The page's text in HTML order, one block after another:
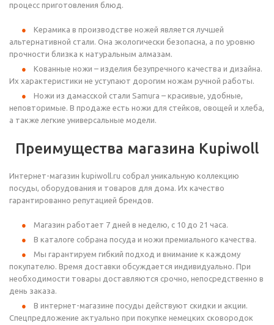
процесс приготовления блюд.
Керамика в производстве ножей является лучшей
альтернативной стали. Она экологически безопасна, а по уровню
прочности близка к натуральным алмазам.
Кованные ножи – изделия безупречного качества и дизайна.
Их характеристики не уступают дорогим ножам ручной работы.
Ножи из дамасской стали Samura – красивые, удобные,
неповторимые. В продаже есть ножи для стейков, овощей и хлеба,
а также легкие универсальные модели.
Преимущества магазина Kupiwoll
Интернет-магазин kupiwoll.ru собрал уникальную коллекцию
посуды, оборудования и товаров для дома. Их качество
гарантированно репутацией брендов.
Магазин работает 7 дней в неделю, с 10 до 21 часа.
В каталоге собрана посуда и ножи премиального качества.
Мы гарантируем гибкий подход и внимание к каждому
покупателю. Время доставки обсуждается индивидуально. При
необходимости товары доставляются срочно, непосредственно в
день заказа.
В интернет-магазине посуды действуют скидки и акции.
Спецпредложение актуально при покупке немецких сковородок